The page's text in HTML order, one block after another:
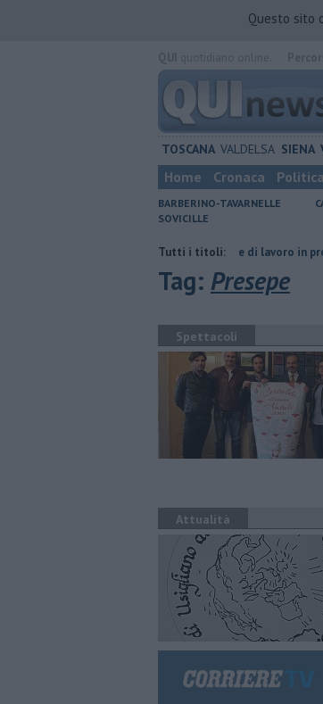
Questo sito
TOSCANA VALDELSA SIENA
Home Cronaca Politica
BARBERINO-TAVARNELLE
SOVICILLE
Tutti i titoli:
​Tutte le offerte di lavoro in provincia di Siena
Tag: Presepe
Spettacoli
Attualità